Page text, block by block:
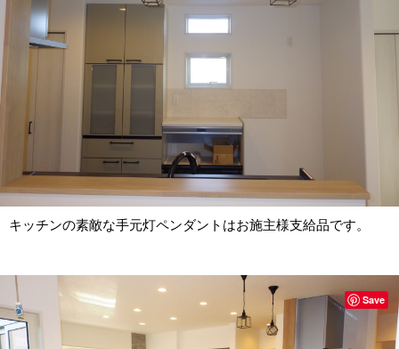
キッチンの素敵な手元灯ペンダントはお施主様支給品です。
Save